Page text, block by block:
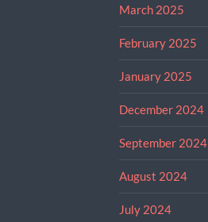
March 2025
February 2025
January 2025
December 2024
September 2024
August 2024
July 2024